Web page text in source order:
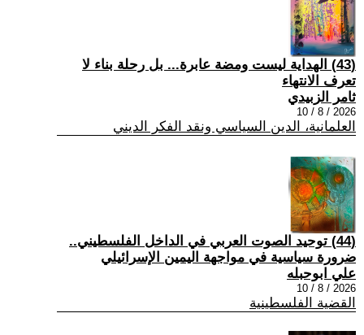
(43) الهداية ليست ومضة عابرة... بل رحلة بناء لا
تعرف الانتهاء
ثامر الزبيدي
2026 / 8 / 10
العلمانية، الدين السياسي ونقد الفكر الديني
(44) توحيد الصوت العربي في الداخل الفلسطيني..
ضرورة سياسية في مواجهة اليمين الإسرائيلي
علي ابوحبله
2026 / 8 / 10
القضية الفلسطينية